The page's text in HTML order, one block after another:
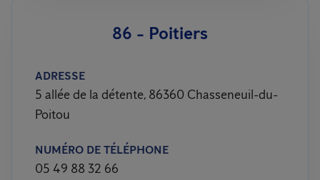
86 - Poitiers
ADRESSE
5 allée de la détente, 86360 Chasseneuil-du-
Poitou
NUMÉRO DE TÉLÉPHONE
05 49 88 32 66